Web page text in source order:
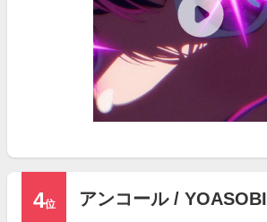
4位 アンコール / YOASOBI